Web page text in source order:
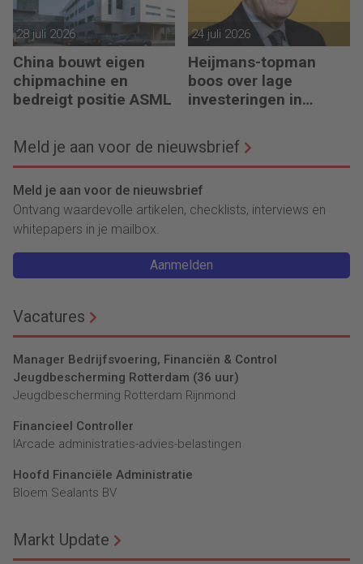
28 juli 2026
China bouwt eigen
chipmachine en
bedreigt positie ASML
24 juli 2026
Heijmans-topman
boos over lage
investeringen in
Meld je aan voor de nieuwsbrief
Meld je aan voor de nieuwsbrief
Ontvang waardevolle artikelen, checklists, interviews en
whitepapers in je mailbox.
Aanmelden
Vacatures
Manager Bedrijfsvoering, Financiën & Control
Jeugdbescherming Rotterdam (36 uur)
Jeugdbescherming Rotterdam Rijnmond
Financieel Controller
lArcade administraties-advies-belastingen
Hoofd Financiële Administratie
Bloem Sealants BV
Markt Update